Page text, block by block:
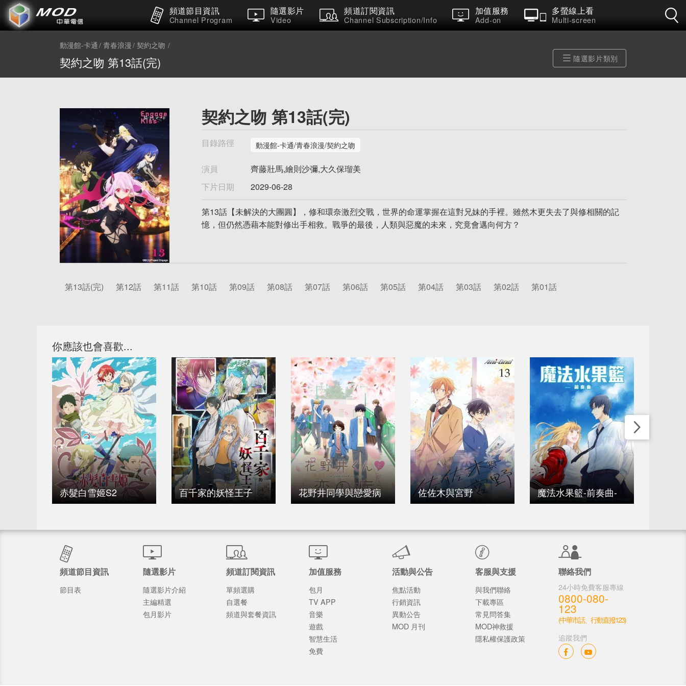
頻道節目資訊
Channel Program
隨選影片
Video
頻道訂閱資訊
Channel Subscription/Info
加值服務
Add-on
多螢線上看
Multi-screen
動漫館-卡通 青春浪漫 契約之吻
契約之吻 第13話(完) 隨選影片類別
契約之吻 第13話(完)
目錄路徑 動漫館-卡通/青春浪漫/契約之吻
演員
齊藤壯馬,繪則沙彌,大久保瑠美
下片日期
2029-06-28
第13話【未解決的大團圓】，修和環奈激烈交戰，世界的命運掌握在這對兄妹的手裡。雖然木更失去了與修相關的記
憶，但仍然憑藉本能對修出手相救。戰爭的最後，人類與惡魔的未來，究竟會邁向何方？
第13話(完) 第12話 第11話 第10話 第09話 第08話 第07話 第06話 第05話 第04話 第03話 第02話 第01話
你應該也會喜歡...
赤髮白雪姬S2 百千家的妖怪王子 花野井同學與戀愛病 佐佐木與宮野 魔法水果籃-前奏曲-
頻道節目資訊
節目表
隨選影片
隨選影片介紹
主編精選
包月影片
頻道訂閱資訊
單頻選購
自選餐
頻道與套餐資訊
加值服務
包月
TV APP
音樂
遊戲
智慧生活
免費
活動與公告
焦點活動
行銷資訊
異動公告
MOD 月刊
客服與支援
與我們聯絡
下載專區
常見問答集
MOD神救援
隱私權保護政策
聯絡我們
24小時免費客服專線
0800-080-
123
(中華市話、行動直撥123)
追蹤我們